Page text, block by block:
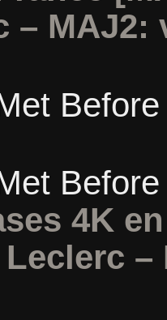
–
Before
Before
4K